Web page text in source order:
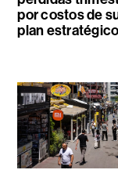
por costos de
plan estratégico